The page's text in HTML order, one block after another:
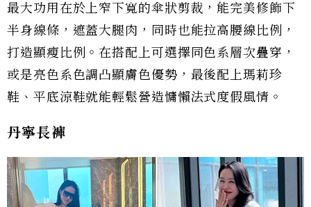
最大功用在於上窄下寬的傘狀剪裁，能完美修飾下
半身線條，遮蓋大腿肉，同時也能拉高腰線比例，
打造顯瘦比例。在搭配上可選擇同色系層次疊穿，
或是亮色系色調凸顯膚色優勢，最後配上瑪莉珍
鞋、平底涼鞋就能輕鬆營造慵懶法式度假風情。
丹寧長褲